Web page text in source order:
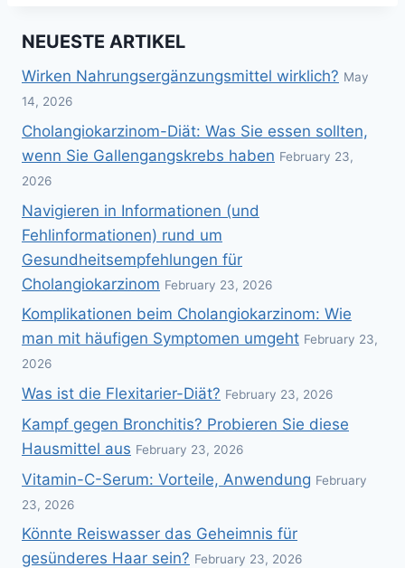
NEUESTE ARTIKEL
Wirken Nahrungsergänzungsmittel wirklich? May
14, 2026
Cholangiokarzinom-Diät: Was Sie essen sollten,
wenn Sie Gallengangskrebs haben February 23,
2026
Navigieren in Informationen (und
Fehlinformationen) rund um
Gesundheitsempfehlungen für
Cholangiokarzinom February 23, 2026
Komplikationen beim Cholangiokarzinom: Wie
man mit häufigen Symptomen umgeht February 23,
2026
Was ist die Flexitarier-Diät? February 23, 2026
Kampf gegen Bronchitis? Probieren Sie diese
Hausmittel aus February 23, 2026
Vitamin-C-Serum: Vorteile, Anwendung February
23, 2026
Könnte Reiswasser das Geheimnis für
gesünderes Haar sein? February 23, 2026